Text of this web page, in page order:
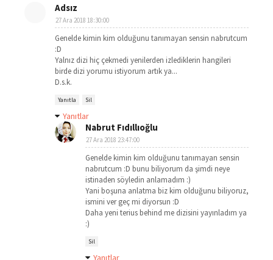
Adsız
27 Ara 2018 18:30:00
Genelde kimin kim olduğunu tanımayan sensin nabrutcum
:D
Yalnız dizi hiç çekmedi yenilerden izlediklerin hangileri
birde dizi yorumu istiyorum artık ya...
D.s.k.
Yanıtla Sil
Yanıtlar
Nabrut Fıdıllıoğlu
27 Ara 2018 23:47:00
Genelde kimin kim olduğunu tanımayan sensin
nabrutcum :D bunu biliyorum da şimdi neye
istinaden söyledin anlamadım :)
Yani boşuna anlatma biz kim olduğunu biliyoruz,
ismini ver geç mi diyorsun :D
Daha yeni terius behind me dizisini yayınladım ya
:)
Sil
Yanıtlar